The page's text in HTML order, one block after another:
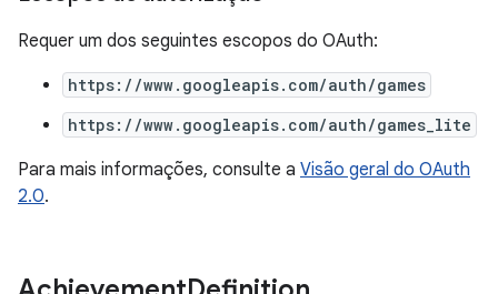
Requer um dos seguintes escopos do OAuth:
https://www.googleapis.com/auth/games
https://www.googleapis.com/auth/games_lite
Para mais informações, consulte a Visão geral do OAuth
2.0.